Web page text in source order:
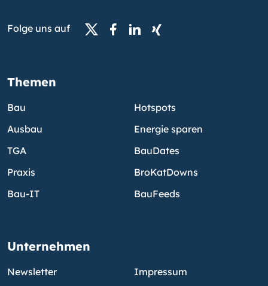
Folge uns auf
Themen
Bau
Ausbau
TGA
Praxis
Bau-IT
Hotspots
Energie sparen
BauDates
BroKatDowns
BauFeeds
Unternehmen
Newsletter
Impressum